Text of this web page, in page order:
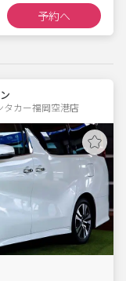
予約へ
タカー福岡空港店